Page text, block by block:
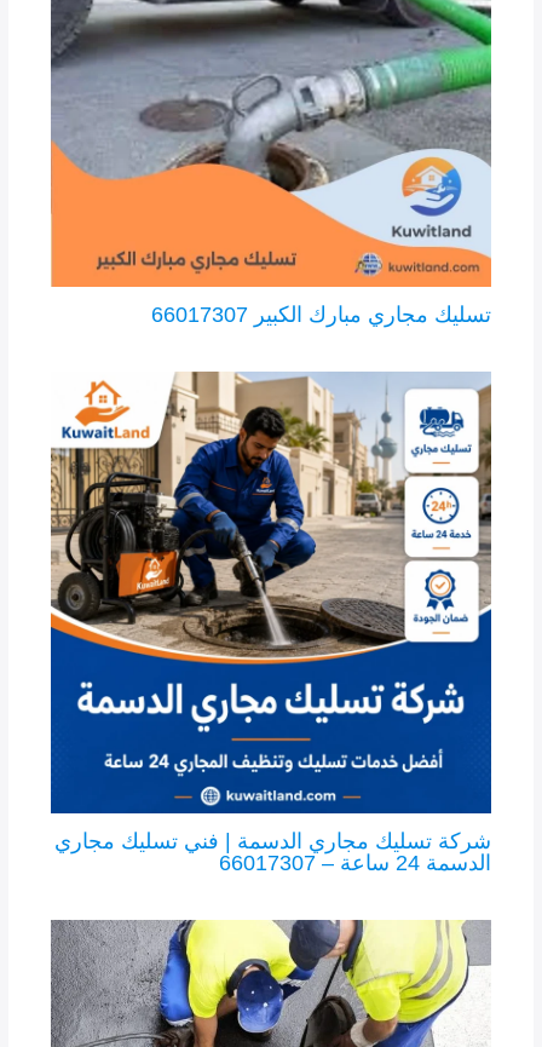
تسليك مجاري مبارك الكبير 66017307
شركة تسليك مجاري الدسمة | فني تسليك مجاري
الدسمة 24 ساعة – 66017307